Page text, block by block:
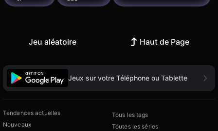
Jeu aléatoire Haut de Page
Jeux sur votre Téléphone ou Tablette
Tendances actuelles
Nouveaux
Tous les tags
Toutes les séries